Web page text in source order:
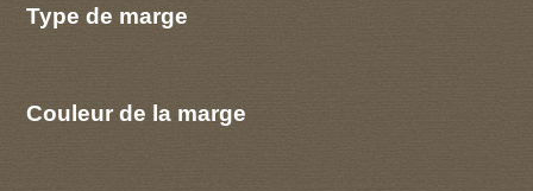
Type de marge
Couleur de la marge